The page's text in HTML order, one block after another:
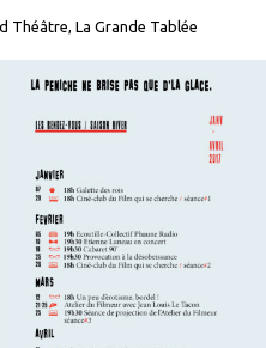
Théâtre, La Grande Tablée